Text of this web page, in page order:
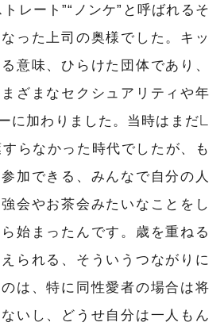
レート”“ノンケ”と呼ばれるそ
った上司の奥様でした。キッ
意味、ひらけた団体であり、
ざまなセクシュアリティや年
に加わりました。当時はまだL
らなかった時代でしたが、も
加できる、みんなで自分の人
会やお茶会みたいなことをし
始まったんです。歳を重ねる
られる、そういうつながりに
は、特に同性愛者の場合は将
いし、どうせ自分は一人もん